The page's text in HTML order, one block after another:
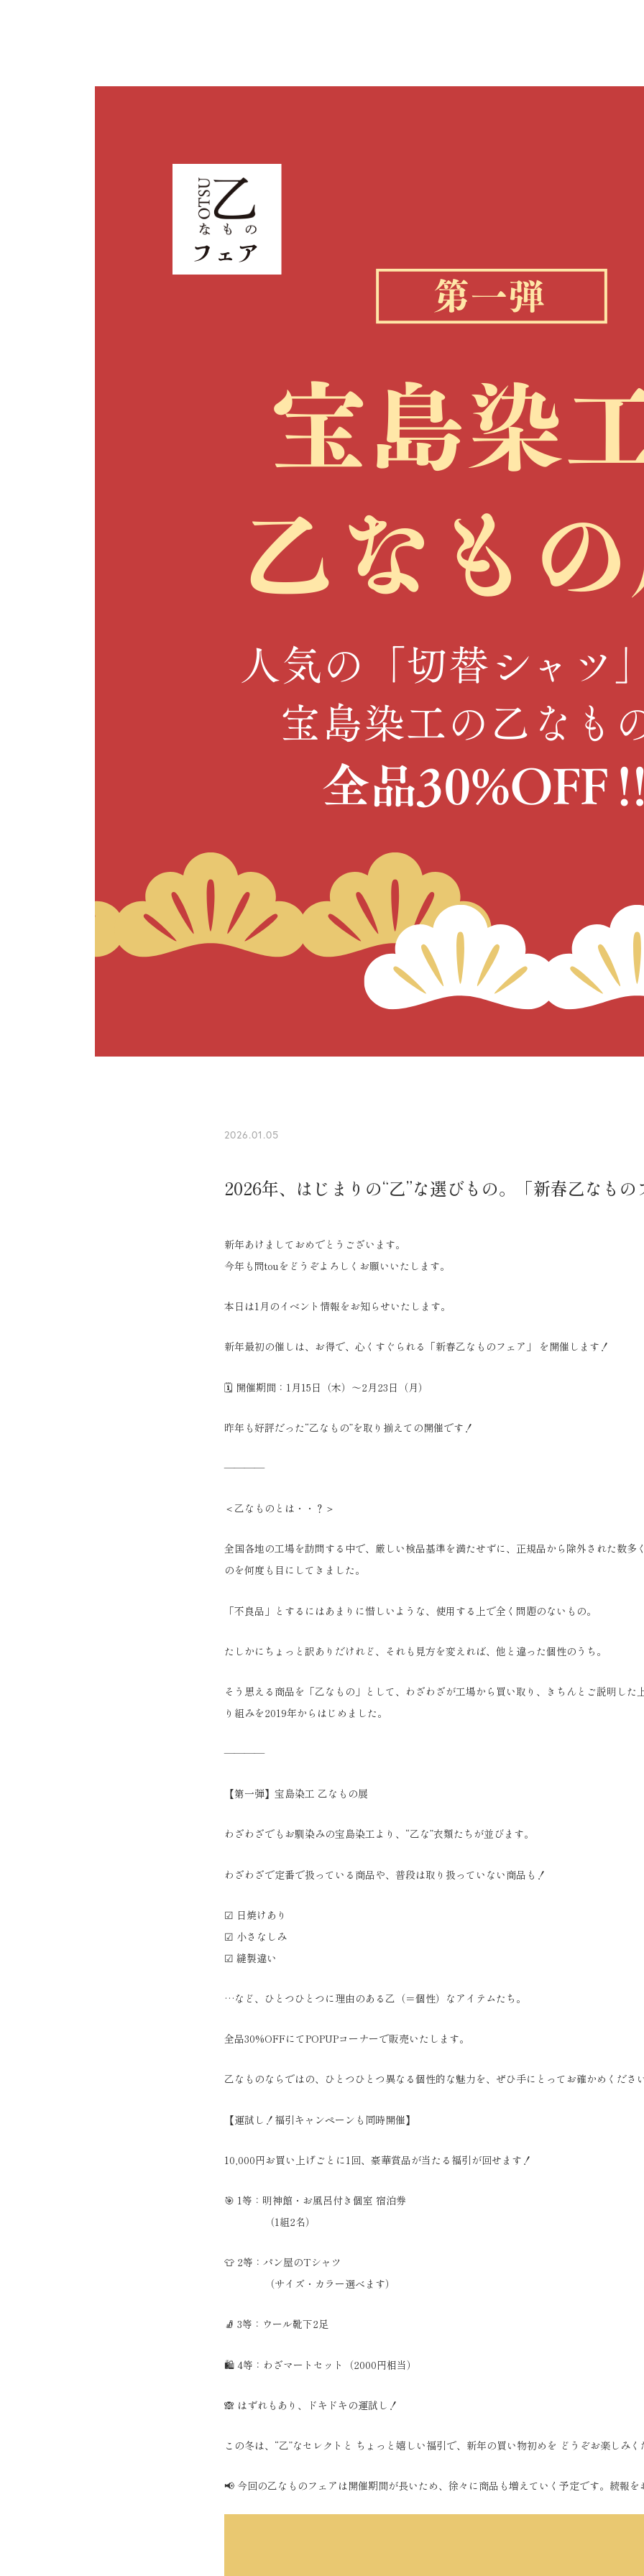
2026.01.05
2026年、はじまりの“乙”な選びもの。「新春乙なも
新年あけましておめでとうございます。
今年も問touをどうぞよろしくお願いいたします。
本日は1月のイベント情報をお知らせいたします。
新年最初の催しは、お得で、心くすぐられる「新春乙なものフェア」 を開催します！
🗓 開催期間：1月15日（木）〜2月23日（月）
昨年も好評だった“乙なもの”を取り揃えての開催です！
————
＜乙なものとは・・？＞
全国各地の工場を訪問する中で、厳しい検品基準を満たせずに、正規品から除外された数多
のを何度も目にしてきました。
「不良品」とするにはあまりに惜しいような、使用する上で全く問題のないもの。
たしかにちょっと訳ありだけれど、それも見方を変えれば、他と違った個性のうち。
そう思える商品を「乙なもの」として、わざわざが工場から買い取り、きちんとご説明した
り組みを2019年からはじめました。
————
【第一弾】宝島染工 乙なもの展
わざわざでもお馴染みの宝島染工より、“乙な”衣類たちが並びます。
わざわざで定番で扱っている商品や、普段は取り扱っていない商品も！
☑ 日焼けあり
☑ 小さなしみ
☑ 縫製違い
…など、ひとつひとつに理由のある乙（＝個性）なアイテムたち。
全品30%OFFにてPOPUPコーナーで販売いたします。
乙なものならではの、ひとつひとつ異なる個性的な魅力を、ぜひ手にとってお確かめください
【運試し！福引キャンペーンも同時開催】
10,000円お買い上げごとに1回、豪華賞品が当たる福引が回せます！
🎯 1等：明神館・お風呂付き個室 宿泊券
（1組2名）
👕 2等：パン屋のTシャツ
（サイズ・カラー選べます）
🧦 3等：ウール靴下2足
🛍 4等：わざマートセット（2000円相当）
🙈 はずれもあり、ドキドキの運試し！
この冬は、“乙”なセレクトと ちょっと嬉しい福引で、新年の買い物初めを どうぞお楽しみく
📢 今回の乙なものフェアは開催期間が長いため、徐々に商品も増えていく予定です。続報を